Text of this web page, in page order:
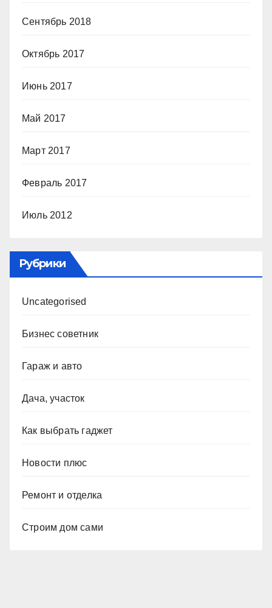
Сентябрь 2018
Октябрь 2017
Июнь 2017
Май 2017
Март 2017
Февраль 2017
Июль 2012
Рубрики
Uncategorised
Бизнес советник
Гараж и авто
Дача, участок
Как выбрать гаджет
Новости плюс
Ремонт и отделка
Строим дом сами